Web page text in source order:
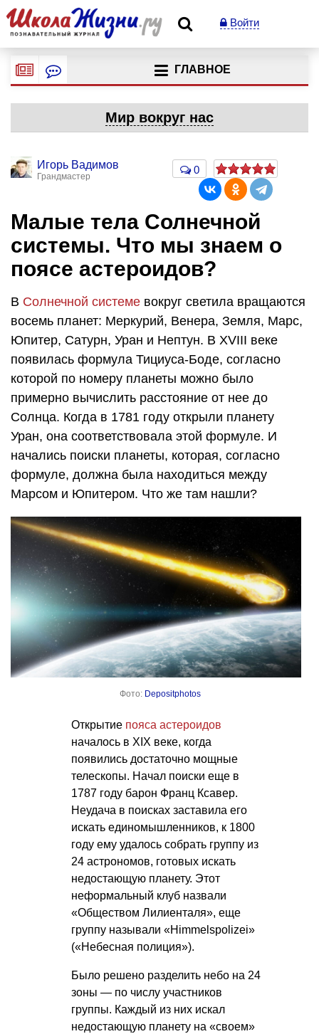
Войти
ГЛАВНОЕ
Мир вокруг нас
Игорь Вадимов
Грандмастер
0
Малые тела Солнечной
системы. Что мы знаем о
поясе астероидов?
В Солнечной системе вокруг светила вращаются
восемь планет: Меркурий, Венера, Земля, Марс,
Юпитер, Сатурн, Уран и Нептун. В XVIII веке
появилась формула Тициуса-Боде, согласно
которой по номеру планеты можно было
примерно вычислить расстояние от нее до
Солнца. Когда в 1781 году открыли планету
Уран, она соответствовала этой формуле. И
начались поиски планеты, которая, согласно
формуле, должна была находиться между
Марсом и Юпитером. Что же там нашли?
Фото: Depositphotos
Открытие пояса астероидов
началось в XIX веке, когда
появились достаточно мощные
телескопы. Начал поиски еще в
1787 году барон Франц Ксавер.
Неудача в поисках заставила его
искать единомышленников, к 1800
году ему удалось собрать группу из
24 астрономов, готовых искать
недостающую планету. Этот
неформальный клуб назвали
«Обществом Лилиенталя», еще
группу называли «Himmelspolizei»
(«Небесная полиция»).
Было решено разделить небо на 24
зоны — по числу участников
группы. Каждый из них искал
недостающую планету на «своем»